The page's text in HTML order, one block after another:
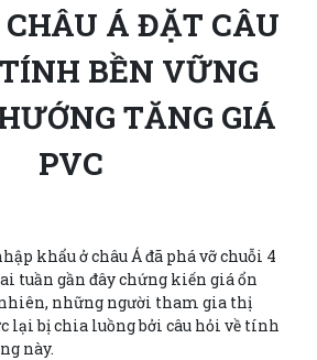
CHÂU Á ĐẶT CÂU
BỀN VỮNG
TĂNG GIÁ
PVC
khẩu ở châu Á đã phá vỡ chuỗi 4
tuần gần đây chứng kiến giá ổn
những người tham gia thị
lại bị chia luồng bởi câu hỏi về tính
này.